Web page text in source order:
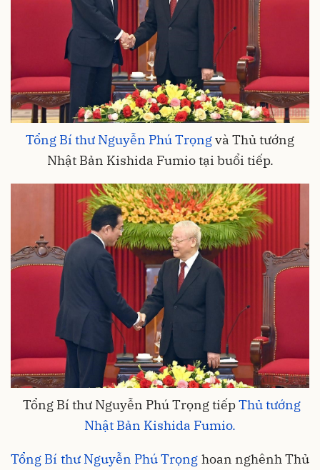
Tổng Bí thư Nguyễn Phú Trọngvà Thủ tướng
Nhật Bản Kishida Fumio tại buổi tiếp.
Tổng Bí thư Nguyễn Phú Trọng tiếpThủ tướng
Nhật Bản Kishida Fumio.
Tổng Bí thư Nguyễn Phú Trọng hoan nghênh Thủ